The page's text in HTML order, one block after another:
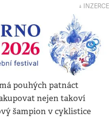
↓ INZERCE
pouhých patnáct
nejen takoví
šampion v cyklistice